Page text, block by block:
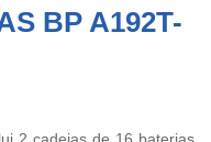
BP A192T-
2 cadeias de 16 baterias,